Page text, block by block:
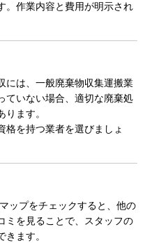
。作業内容と費用が明示され
には、一般廃棄物収集運搬業
ていない場合、適切な廃棄処
ます。
格を持つ業者を選びましょ
ップをチェックすると、他の
ミを見ることで、スタッフの
ます。